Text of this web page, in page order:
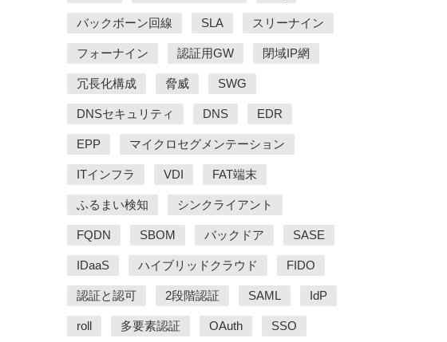
バックボーン回線 SLA スリーナイン
フォーナイン 認証用GW 閉域IP網
冗長化構成 脅威 SWG
DNSセキュリティ DNS EDR
EPP マイクロセグメンテーション
ITインフラ VDI FAT端末
ふるまい検知 シンクライアント
FQDN SBOM バックドア SASE
IDaaS ハイブリッドクラウド FIDO
認証と認可 2段階認証 SAML IdP
roll 多要素認証 OAuth SSO